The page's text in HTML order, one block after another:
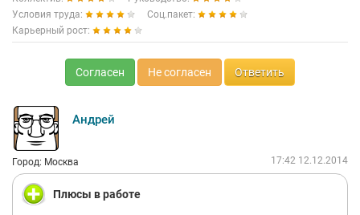
Условия труда:
Соц.пакет:
Карьерный рост:
Согласен Не согласен Ответить
Андрей
Город: Москва 17:42 12.12.2014
Плюсы в работе